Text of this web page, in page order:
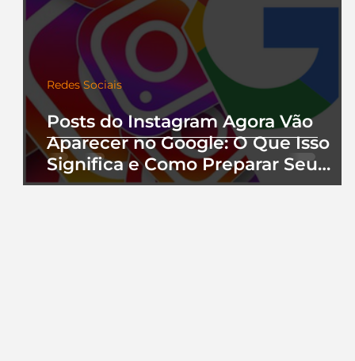
Posts do Instagram Agora Vão
Aparecer no Google: O Que Isso
Significa e Como Preparar Seu
Perfil
Redes Sociais